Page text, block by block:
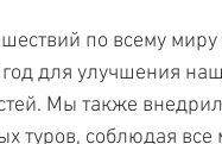
по всему
для улучшения
Мы также
туров, соблюдая